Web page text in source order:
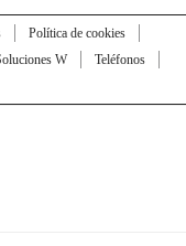
Política de cookies
W
Teléfonos